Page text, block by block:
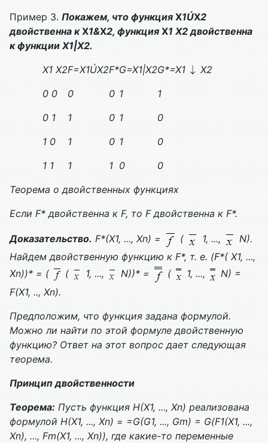
Пример 3. Покажем, что функция Х1ÚХ2
двойственна кX1&X2, функция Х1 Х2 двойственна
к функции X1|X2.
X1 X2F=Х1ÚХ2F*G=X1|X2G*=X1 X2
0 0
0 1
1 0
1 1
0
1
1
1
0
0
0
1
1
1
1
0
1
0
0
0
Теорема о двойственных функциях
Если F* двойственна к F, то Fдвойственна к F*.
Доказательство. F*(X1, ..., Xn) = ( 1, ..., N).
Найдем двойственную функцию к F*, т. е. (F*( X1, ...,
Xn))* = ( ( 1, ..., N))* = ( 1, ..., N) =
F(X1, .., Xn).
Предположим, что функция задана формулой.
Можно ли найти по этой формуле двойственную
функцию? Ответ на этот вопрос дает следующая
теорема.
Принцип двойственности
Теорема: Пусть функция H(X1, ..., Xn) реализована
формулой H(X1, ..., Xn) = =G(G1, ..., Gm) = G(F1(X1, ...,
Xn), ..., Fm(X1, ..., Xn)), где какие-то переменные